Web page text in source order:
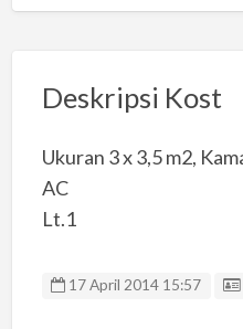
Deskripsi Kost
Ukuran 3 x 3,5 m2,
AC
Lt.1
17 April 2014 15:57